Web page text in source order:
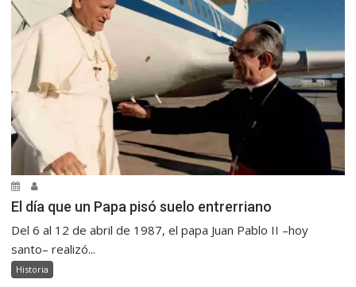
El día que un Papa pisó suelo entrerriano
Del 6 al 12 de abril de 1987, el papa Juan Pablo II –hoy
santo– realizó...
Historia